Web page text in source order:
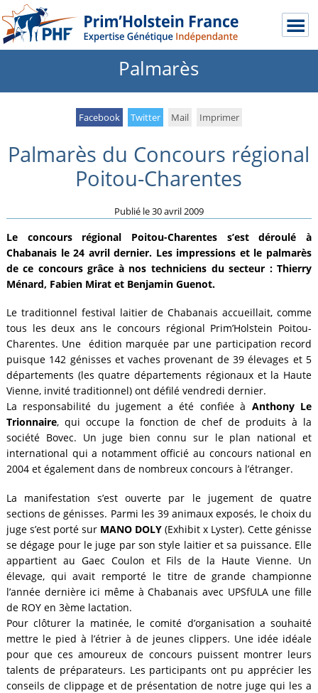
Palmarès
Facebook Twitter Mail Imprimer
Palmarès du Concours régional
Poitou-Charentes
Publié le30 avril 2009
Le concours régional Poitou-Charentes s’est déroulé à
Chabanais le 24 avril dernier. Les impressions et le palmarès
de ce concours grâce à nos techniciens du secteur : Thierry
Ménard, Fabien Mirat et Benjamin Guenot.
Le traditionnel festival laitier de Chabanais accueillait, comme
tous les deux ans le concours régional Prim’Holstein Poitou-
Charentes. Une édition marquée par une participation record
puisque 142 génisses et vaches provenant de 39 élevages et 5
départements (les quatre départements régionaux et la Haute
Vienne, invité traditionnel) ont défilé vendredi dernier.
La responsabilité du jugement a été confiée à Anthony Le
Trionnaire, qui occupe la fonction de chef de produits à la
société Bovec. Un juge bien connu sur le plan national et
international qui a notamment officié au concours national en
2004 et également dans de nombreux concours à l’étranger.
La manifestation s’est ouverte par le jugement de quatre
sections de génisses. Parmi les 39 animaux exposés, le choix du
juge s’est porté surMANO DOLY (Exhibit x Lyster). Cette génisse
se dégage pour le juge par son style laitier et sa puissance. Elle
appartient au Gaec Coulon et Fils de la Haute Vienne. Un
élevage, qui avait remporté le titre de grande championne
l’année dernière ici même à Chabanais avec UPSfULA une fille
de ROY en 3ème lactation.
Pour clôturer la matinée, le comité d’organisation a souhaité
mettre le pied à l’étrier à de jeunes clippers. Une idée idéale
pour que ces amoureux de concours puissent montrer leurs
talents de préparateurs. Les participants ont pu apprécier les
conseils de clippage et de présentation de notre juge qui les a